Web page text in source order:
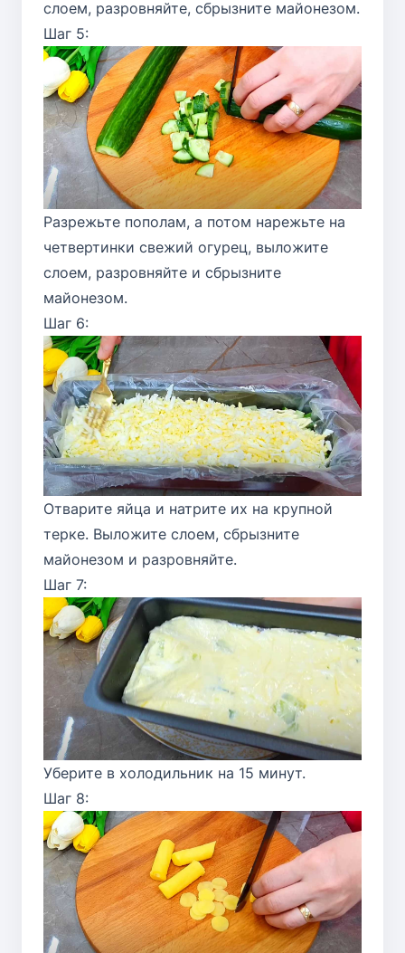
слоем, разровняйте, сбрызните майонезом.
Шаг 5:
Разрежьте пополам, а потом нарежьте на
четвертинки свежий огурец, выложите
слоем, разровняйте и сбрызните
майонезом.
Шаг 6:
Отварите яйца и натрите их на крупной
терке. Выложите слоем, сбрызните
майонезом и разровняйте.
Шаг 7:
Уберите в холодильник на 15 минут.
Шаг 8: